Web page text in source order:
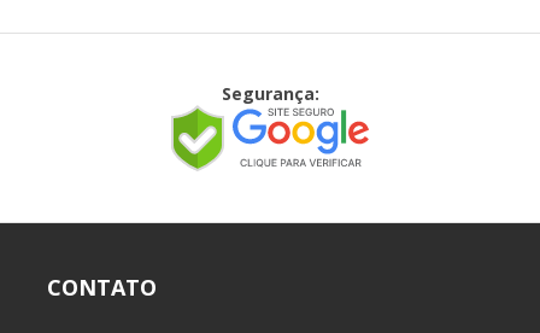
Segurança:
CONTATO